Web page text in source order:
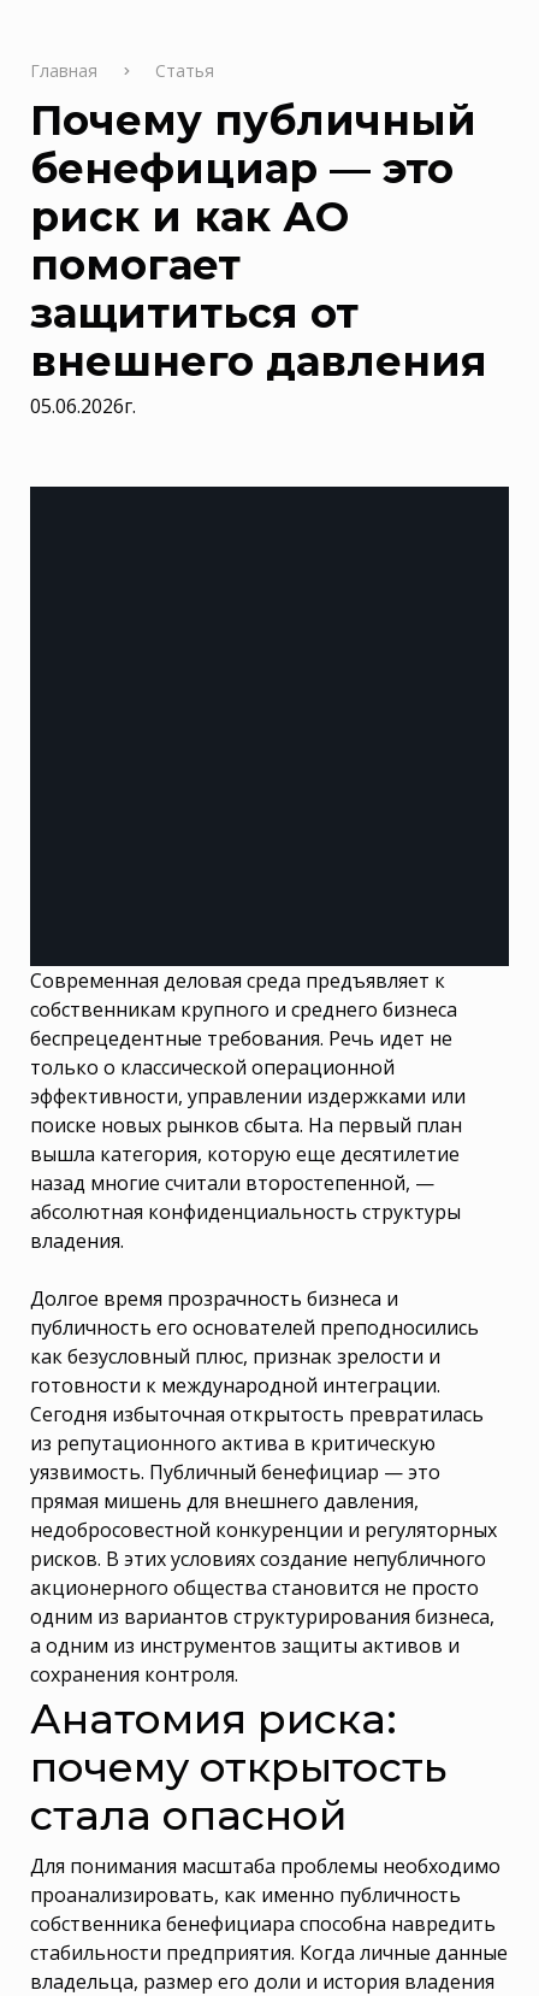
Почему публичный
бенефициар — это
риск и как АО
помогает
защититься от
внешнего давления
05.06.2026г.
Современная деловая среда предъявляет к
собственникам крупного и среднего бизнеса
беспрецедентные требования. Речь идет не
только о классической операционной
эффективности, управлении издержками или
поиске новых рынков сбыта. На первый план
вышла категория, которую еще десятилетие
назад многие считали второстепенной, —
абсолютная конфиденциальность структуры
владения.
Долгое время прозрачность бизнеса и
публичность его основателей преподносились
как безусловный плюс, признак зрелости и
готовности к международной интеграции.
Сегодня избыточная открытость превратилась
из репутационного актива в критическую
уязвимость. Публичный бенефициар — это
прямая мишень для внешнего давления,
недобросовестной конкуренции и регуляторных
рисков. В этих условиях создание непубличного
акционерного общества становится не просто
одним из вариантов структурирования бизнеса,
а одним из инструментов защиты активов и
сохранения контроля.
Анатомия риска:
почему открытость
стала опасной
Для понимания масштаба проблемы необходимо
проанализировать, как именно публичность
собственника бенефициара способна навредить
стабильности предприятия. Когда личные данные
владельца, размер его доли и история владения
Главная Статья